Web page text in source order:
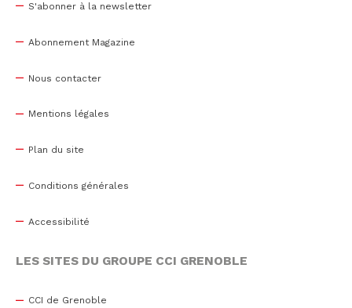
S'abonner à la newsletter
Abonnement Magazine
Nous contacter
Mentions légales
Plan du site
Conditions générales
Accessibilité
LES SITES DU GROUPE CCI GRENOBLE
CCI de Grenoble